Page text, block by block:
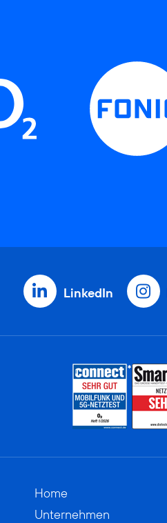
LinkedIn
Home
Unternehmen